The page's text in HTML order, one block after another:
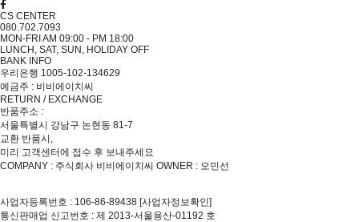
CS CENTER
080.702.7093
MON-FRI AM 09:00 - PM 18:00
LUNCH, SAT, SUN, HOLIDAY OFF
BANK INFO
우리은행 1005-102-134629
예금주 : 비비에이치씨
RETURN / EXCHANGE
반품주소 :
서울특별시 강남구 논현동 81-7
교환 반품시,
미리 고객센터에 접수 후 보내주세요
COMPANY : 주식회사 비비에이치씨 OWNER : 오민선
사업자등록번호 : 106-86-89438 [사업자정보확인]
통신판매업 신고번호 : 제 2013-서울용산-01192 호